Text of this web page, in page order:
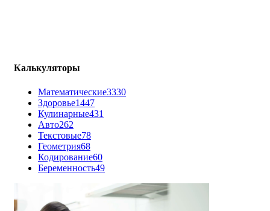
Калькуляторы
Математические3330
Здоровье1447
Кулинарные431
Авто262
Текстовые78
Геометрия68
Кодирование60
Беременность49